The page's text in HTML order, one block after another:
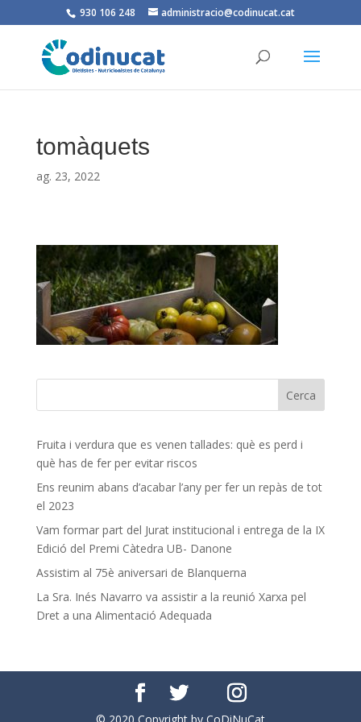
930 106 248 administracio@codinucat.cat
tomàquets
ag. 23, 2022
Fruita i verdura que es venen tallades: què es perd i
què has de fer per evitar riscos
Ens reunim abans d’acabar l’any per fer un repàs de tot
el 2023
Vam formar part del Jurat institucional i entrega de la IX
Edició del Premi Càtedra UB- Danone
Assistim al 75è aniversari de Blanquerna
La Sra. Inés Navarro va assistir a la reunió Xarxa pel
Dret a una Alimentació Adequada